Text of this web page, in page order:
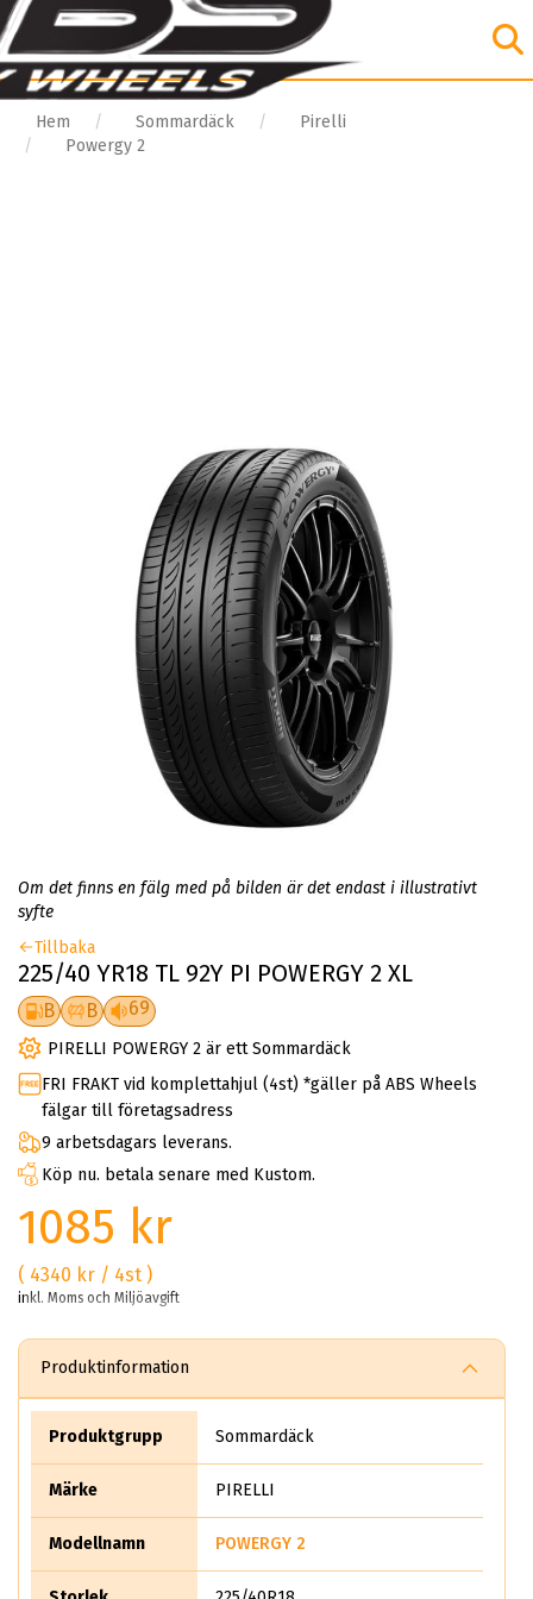
Hem Sommardäck
Pirelli
Powergy 2
Om det finns en fälg med på bilden är det endast i illustrativt
syfte
Tillbaka
225/40 YR18 TL 92Y PI POWERGY 2 XL
B B 69
PIRELLI POWERGY 2 är ett Sommardäck
FRI FRAKT vid komplettahjul (4st) *gäller på ABS Wheels
fälgar till företagsadress
9 arbetsdagars leverans.
Köp nu. betala senare med Kustom.
1085 kr
( 4340 kr / 4st )
inkl. Moms och Miljöavgift
Produktinformation
Produktgrupp Sommardäck
Märke PIRELLI
Modellnamn POWERGY 2